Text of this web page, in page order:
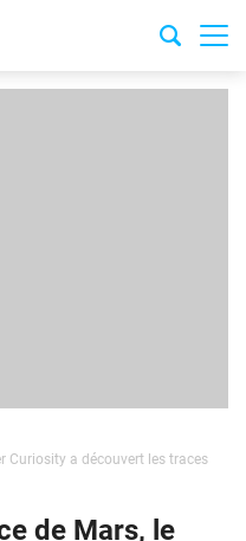
Curiosity a découvert les traces
de Mars, le